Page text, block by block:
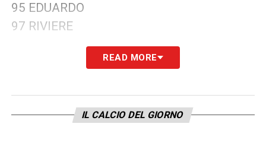
95 EDUARDO
97 RIVIERE
LA PLAYLIST DELLE NOSTRE TOP NEWS
READ MORE
IL CALCIO DEL GIORNO